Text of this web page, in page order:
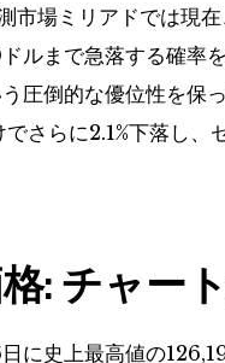
市場ミリアドでは現
ルまで急落する確率
圧倒的な優位性を保
さらに2.1%下落し、
: チャー
に史上最高値の